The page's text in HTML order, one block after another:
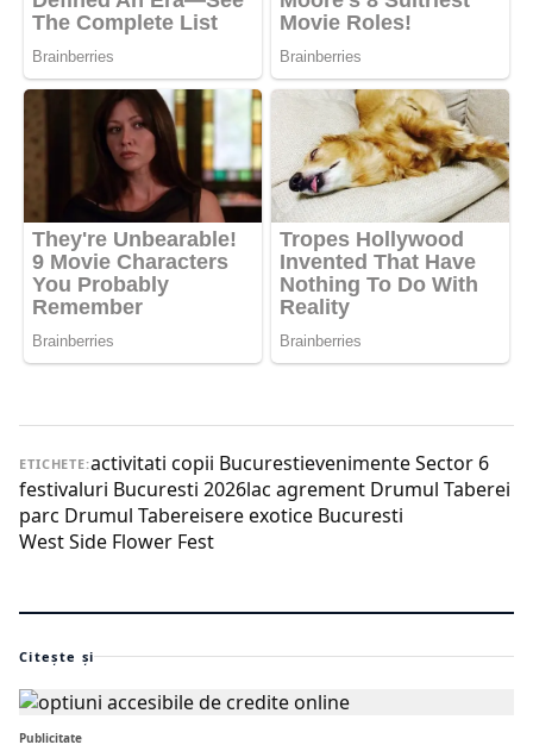
ETICHETE:activitati copii Bucurestievenimente Sector 6
festivaluri Bucuresti 2026lac agrement Drumul Taberei
parc Drumul Tabereisere exotice Bucuresti
West Side Flower Fest
Citește și
Publicitate